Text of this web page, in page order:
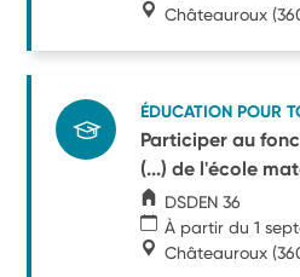
Châteauroux
ÉDUCATION POUR
Participer au
(...) de l'école
DSDEN 36
À partir du 1
Châteauroux